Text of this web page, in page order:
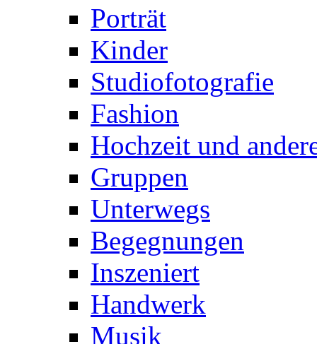
Porträt
Kinder
Studiofotografie
Fashion
Hochzeit und
Gruppen
Unterwegs
Begegnungen
Inszeniert
Handwerk
Musik